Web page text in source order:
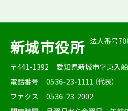
新城市役所 法人番号
〒441-1392
愛知県新城市字東入
電話番号
0536-23-1111（代表）
ファクス
0536-23-2002